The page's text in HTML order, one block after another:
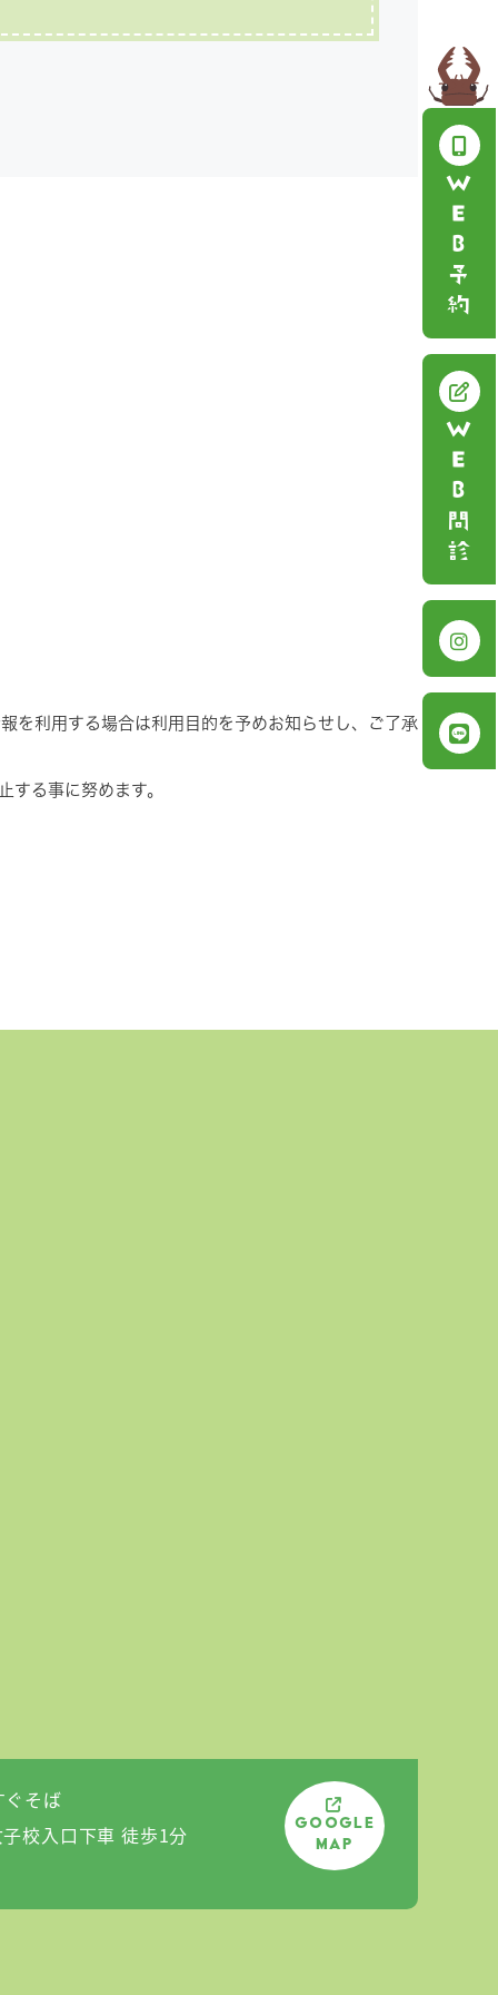
ＷＥＢ予約
ＷＥＢ問診
を利用する場合は利用目的を予めお知らせし、ご了承
する事に努めます。
そば
校入口下車 徒歩1分
Google
Map